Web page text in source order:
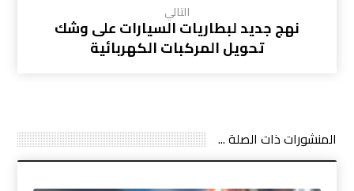
التالي
نهج جديد لبطاريات السيارات على وشك
تحويل المركبات الكهربائية
المنشورات ذات الصلة ...